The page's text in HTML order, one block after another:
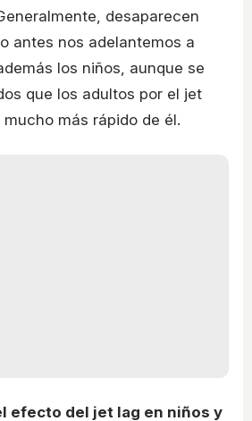
desaparecen
antes nos adelantemos a
los niños, aunque se
que los adultos por el jet
más rápido de él.
efecto del jet lag en niños y